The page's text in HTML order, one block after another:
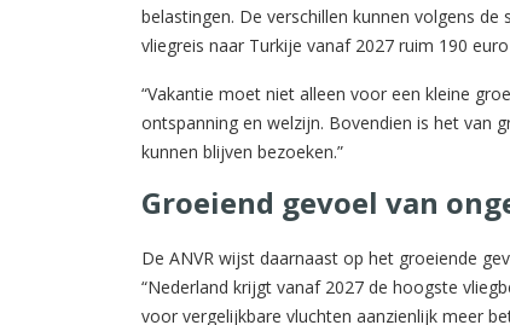
belastingen. De verschillen kunnen volgens
vliegreis naar Turkije vanaf 2027 ruim 190
“Vakantie moet niet alleen voor een kleine
ontspanning en welzijn. Bovendien is het van
kunnen blijven bezoeken.”
Groeiend gevoel van
De ANVR wijst daarnaast op het groeiende
“Nederland krijgt vanaf 2027 de hoogste
voor vergelijkbare vluchten aanzienlijk meer